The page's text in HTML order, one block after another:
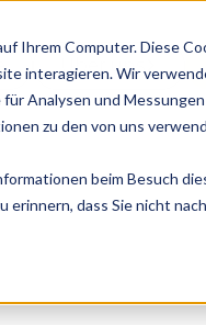
Ihrem Computer. Diese
interagieren. Wir
Analysen und
zu den von uns
beim Besuch
erinnern, dass Sie nicht
Über uns